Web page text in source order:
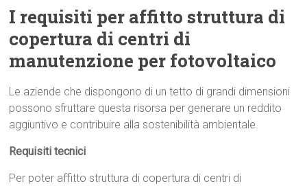
I requisiti per affitto struttura di
copertura di centri di
manutenzione per fotovoltaico
Le aziende che dispongono di un tetto di grandi dimensioni
possono sfruttare questa risorsa per generare un reddito
aggiuntivo e contribuire alla sostenibilità ambientale.
Requisiti tecnici
Per poter affitto struttura di copertura di centri di